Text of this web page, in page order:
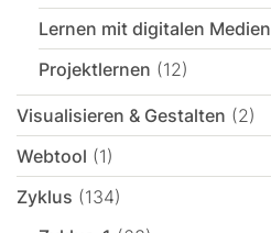
Lernen mit digitalen Medien
Projektlernen (12)
Visualisieren & Gestalten (2)
Webtool (1)
Zyklus (134)